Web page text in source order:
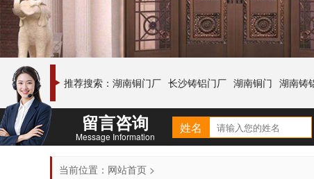
推荐搜索： 湖南铜门厂 长沙铸铝门厂 湖南铜门 湖南铸
留言咨询
Message Information
姓名
当前位置： 网站首页 >